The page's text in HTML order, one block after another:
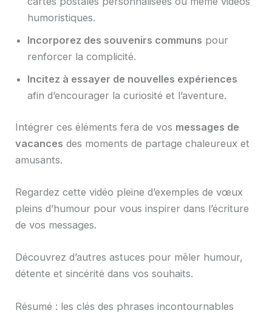
humoristiques.
Incorporez des souvenirs communs pour
renforcer la complicité.
Incitez à essayer de nouvelles expériences
afin d’encourager la curiosité et l’aventure.
Intégrer ces éléments fera de vos messages de
vacances des moments de partage chaleureux et
amusants.
Regardez cette vidéo pleine d’exemples de vœux
pleins d’humour pour vous inspirer dans l’écriture
de vos messages.
Découvrez d’autres astuces pour mêler humour,
détente et sincérité dans vos souhaits.
Résumé : les clés des phrases incontournables